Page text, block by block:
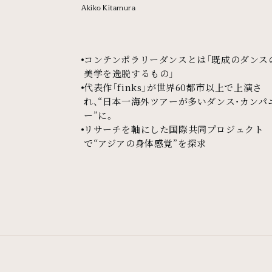
Akiko Kitamura
コンテンポラリーダンスとは「既成のダンス
美学を逸脱するもの」
代表作「finks」が世界60都市以上で上演さ
れ、“日本一海外ツアーが多いダンス・カンパ
ー”に。
リサーチを軸にした国際共同プロジェクト
で“アジアの身体感覚”を探求